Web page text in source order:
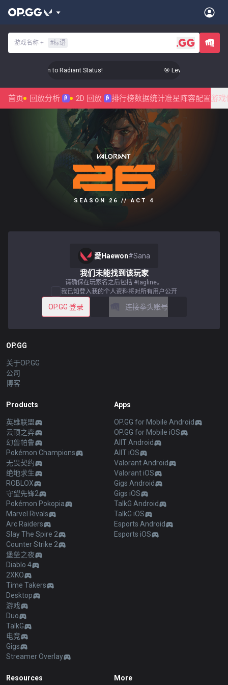
游戏名称 + #标语
Up Your Aim to Radiant Status! 🎯 Level Up Your Aim
首页 回放分析 β 2D 回放 β 排行榜数据统计准星 阵容配置游戏
SEASON 26 // ACT 4
愛Haewon#Sana
我们未能找到该玩家
请确保在玩家名之后包括 #tagline。
我已知登入我的个人资料将对所有用户公开
OP.GG 登录 连接拳头账号
OP.GG
关于OP.GG
公司
博客
Products
英雄联盟
云顶之弈
幻兽帕鲁
Pokémon Champions
无畏契约
绝地求生
ROBLOX
守望先锋2
Pokémon Pokopia
Marvel Rivals
Arc Raiders
Slay The Spire 2
Counter Strike 2
堡垒之夜
Diablo 4
2XKO
Time Takers
Desktop
游戏
Duo
TalkG
电竞
Gigs
Streamer Overlay
Apps
OP.GG for Mobile Android
OP.GG for Mobile iOS
AllT Android
AllT iOS
Valorant Android
Valorant iOS
Gigs Android
Gigs iOS
TalkG Android
TalkG iOS
Esports Android
Esports iOS
Resources More